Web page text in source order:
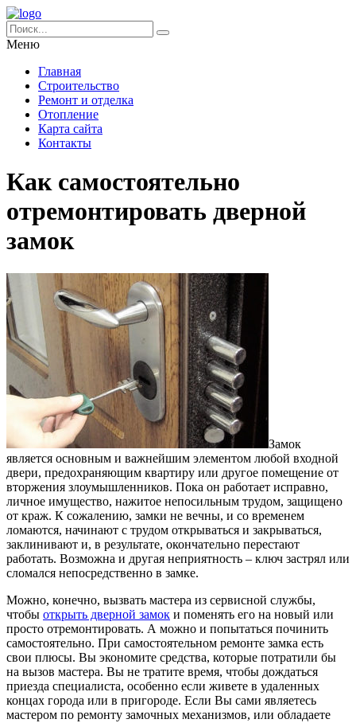
Меню
Главная
Строительство
Ремонт и отделка
Отопление
Карта сайта
Контакты
Как самостоятельно
отремонтировать дверной
замок
Замок
является основным и важнейшим элементом любой входной
двери, предохраняющим квартиру или другое помещение от
вторжения злоумышленников. Пока он работает исправно,
личное имущество, нажитое непосильным трудом, защищено
от краж. К сожалению, замки не вечны, и со временем
ломаются, начинают с трудом открываться и закрываться,
заклинивают и, в результате, окончательно перестают
работать. Возможна и другая неприятность – ключ застрял или
сломался непосредственно в замке.
Можно, конечно, вызвать мастера из сервисной службы,
чтобы открыть дверной замок и поменять его на новый или
просто отремонтировать. А можно и попытаться починить
самостоятельно. При самостоятельном ремонте замка есть
свои плюсы. Вы экономите средства, которые потратили бы
на вызов мастера. Вы не тратите время, чтобы дождаться
приезда специалиста, особенно если живете в удаленных
концах города или в пригороде. Если Вы сами являетесь
мастером по ремонту замочных механизмов, или обладаете